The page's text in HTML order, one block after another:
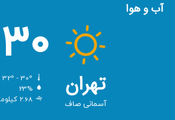
آب و هوا
تهران
آسمانی صاف
30
23%
2.68 کیلومتر